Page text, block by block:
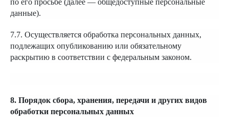
по его просьбе (далее — общедоступные персональные
данные).
7.7. Осуществляется обработка персональных данных,
подлежащих опубликованию или обязательному
раскрытию в соответствии с федеральным законом.
8. Порядок сбора, хранения, передачи и других видов
обработки персональных данных